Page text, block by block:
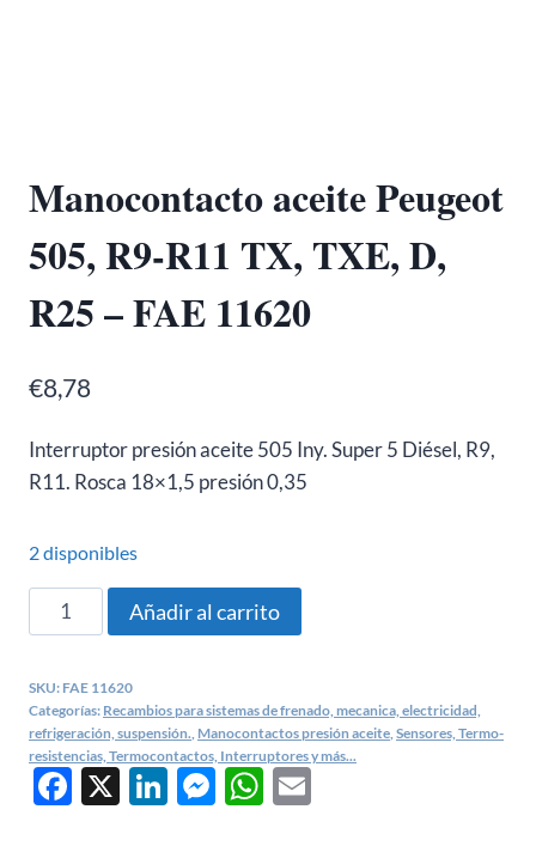
Manocontacto aceite Peugeot
505, R9-R11 TX, TXE, D,
R25 – FAE 11620
€8,78
Interruptor presión aceite 505 Iny. Super 5 Diésel, R9,
R11. Rosca 18×1,5 presión 0,35
2 disponibles
Manocontacto
aceite
505,
R9-
R11
TX,
Añadir al carrito
SKU: FAE 11620
Categorías: Recambios para sistemas de frenado, mecanica, electricidad,
refrigeración, suspensión. Manocontactos presión aceite Sensores, Termo-
resistencias, Termocontactos, Interruptores y más...
Facebook
X LinkedIn
Messenger
WhatsApp